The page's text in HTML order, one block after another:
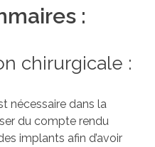
:
chirurgicale :
nécessaire dans la
du compte rendu
implants afin d’avoir